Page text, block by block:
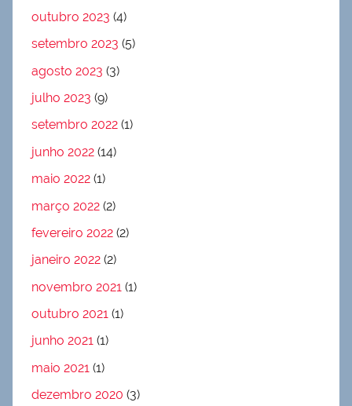
outubro 2023 (4)
setembro 2023 (5)
agosto 2023 (3)
julho 2023 (9)
setembro 2022 (1)
junho 2022 (14)
maio 2022 (1)
março 2022 (2)
fevereiro 2022 (2)
janeiro 2022 (2)
novembro 2021 (1)
outubro 2021 (1)
junho 2021 (1)
maio 2021 (1)
dezembro 2020 (3)